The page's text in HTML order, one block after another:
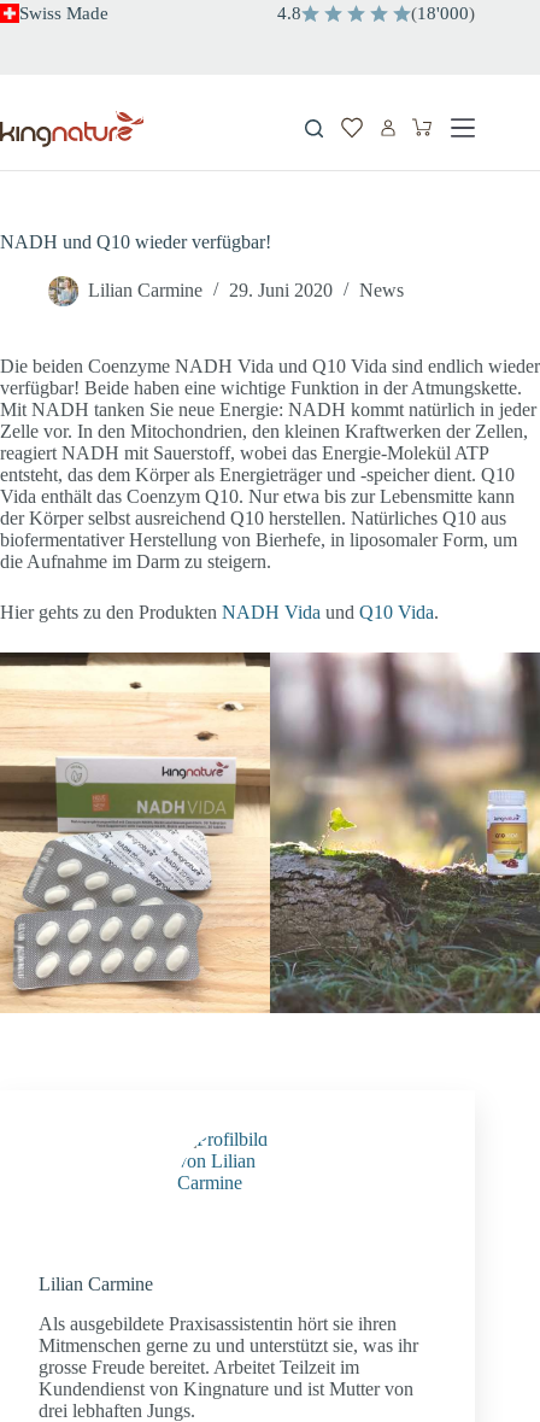
ZumSwiss Made 4.8 (18'000)
Warenkorb
NADH und Q10 wieder verfügbar!
Lilian Carmine 29. Juni 2020 News
Die beiden Coenzyme NADH Vida und Q10 Vida sind endlich wieder
verfügbar! Beide haben eine wichtige Funktion in der Atmungskette.
Mit NADH tanken Sie neue Energie: NADH kommt natürlich in jeder
Zelle vor. In den Mitochondrien, den kleinen Kraftwerken der Zellen,
reagiert NADH mit Sauerstoff, wobei das Energie-Molekül ATP
entsteht, das dem Körper als Energieträger und -speicher dient. Q10
Vida enthält das Coenzym Q10. Nur etwa bis zur Lebensmitte kann
der Körper selbst ausreichend Q10 herstellen. Natürliches Q10 aus
biofermentativer Herstellung von Bierhefe, in liposomaler Form, um
die Aufnahme im Darm zu steigern.
Hier gehts zu den Produkten NADH Vida und Q10 Vida.
Lilian Carmine
Als ausgebildete Praxisassistentin hört sie ihren
Mitmenschen gerne zu und unterstützt sie, was ihr
grosse Freude bereitet. Arbeitet Teilzeit im
Kundendienst von Kingnature und ist Mutter von
drei lebhaften Jungs.